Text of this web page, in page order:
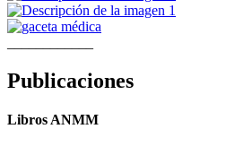
Publicaciones
Libros ANMM